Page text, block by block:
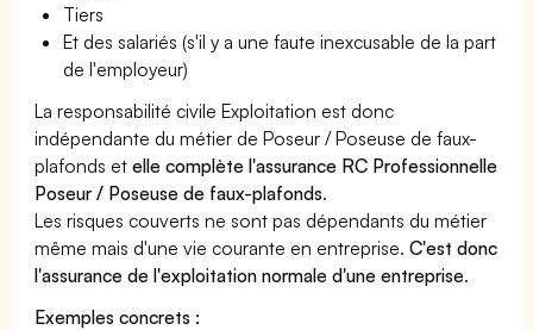
Tiers
Et des salariés (s'il y a une faute inexcusable de la part
de l'employeur)
La responsabilité civile Exploitation est donc
indépendante du métier de Poseur / Poseuse de faux-
plafonds etelle complète l'assurance RC Professionnelle
Poseur / Poseuse de faux-plafonds.
Les risques couverts ne sont pas dépendants du métier
même mais d'une vie courante en entreprise.C'est donc
l'assurance de l'exploitation normale d'une entreprise.
Exemples concrets :